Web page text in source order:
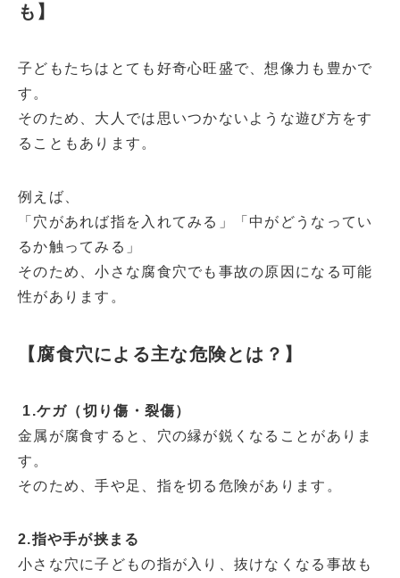
も】
子どもたちはとても好奇心旺盛で、想像力も豊かで
す。
そのため、大人では思いつかないような遊び方をす
ることもあります。
例えば、
「穴があれば指を入れてみる」「中がどうなってい
るか触ってみる」
そのため、小さな腐食穴でも事故の原因になる可能
性があります。
【腐食穴による主な危険とは？】
1.ケガ（切り傷・裂傷）
金属が腐食すると、穴の縁が鋭くなることがありま
す。
そのため、手や足、指を切る危険があります。
2.指や手が挟まる
小さな穴に子どもの指が入り、抜けなくなる事故も